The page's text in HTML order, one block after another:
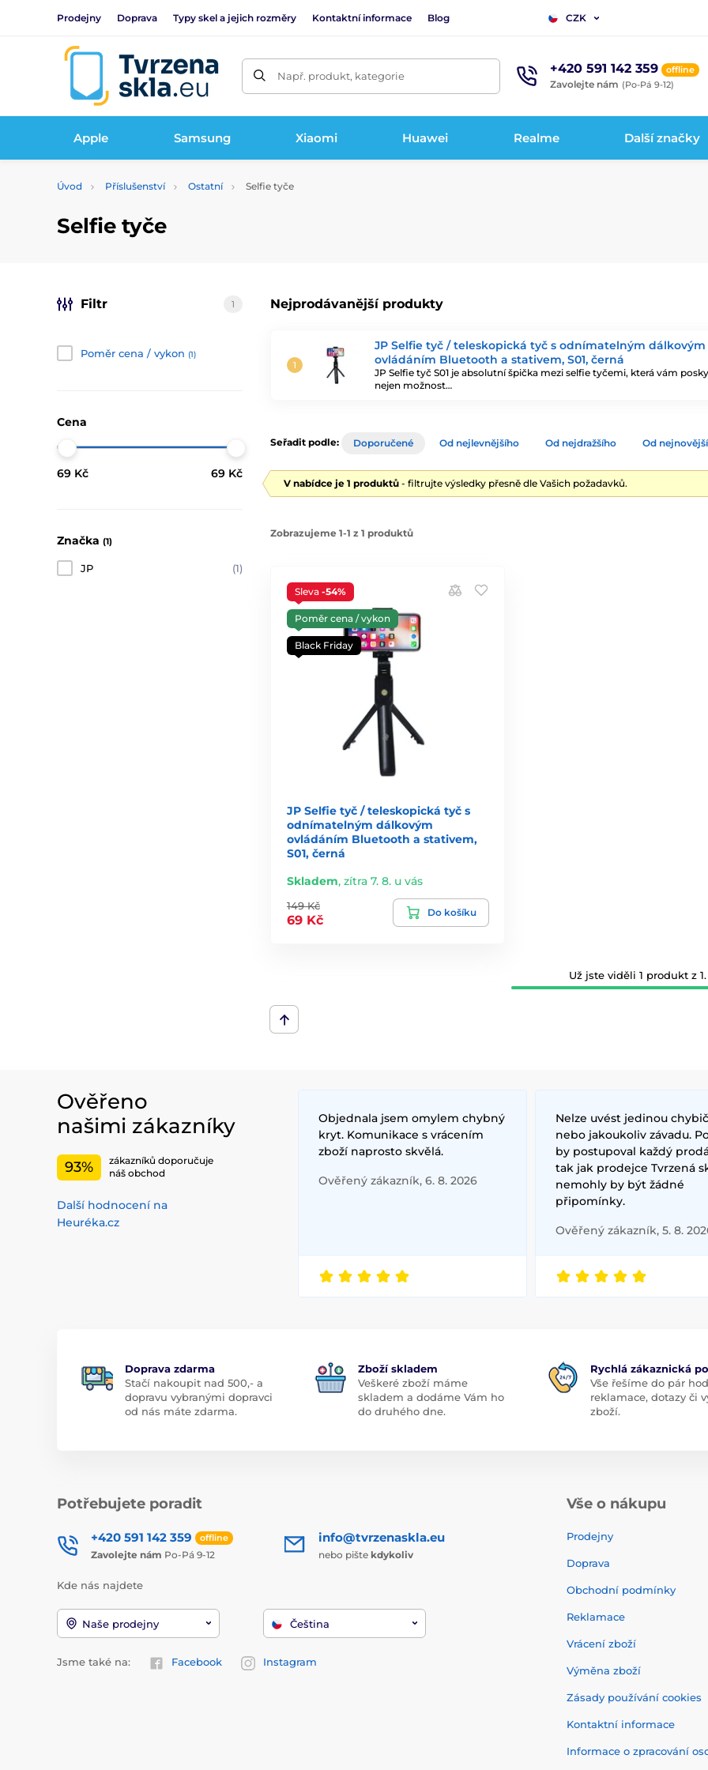
Prodejny Doprava Typy skel a jejich rozměry Kontaktní informace Blog CZK
Např. produkt, kategorie +420 591 142 359 offline
Zavolejte nám (Po-Pá 9-12)
Apple Samsung Xiaomi Huawei Realme Další značky
Úvod Příslušenství Ostatní Selfie tyče
Selfie tyče
Nejprodávanější produkty
JP Selfie tyč / teleskopická tyč s odnímatelným dálkovým
ovládáním Bluetooth a stativem, S01, černá
JP Selfie tyč S01 je absolutní špička mezi selfie tyčemi, která vám
nejen možnost…
Filtr 1
Poměr cena / vykon (1)
Cena
69 Kč 69 Kč
Značka (1)
JP (1)
Seřadit podle: Doporučené Od nejlevnějšího Od nejdražšího Od
V nabídce je 1 produktů - filtrujte výsledky přesně dle Vašich požadavků.
Zobrazujeme 1-1 z 1 produktů
Sleva -54%
Poměr cena / vykon
Black Friday
JP Selfie tyč / teleskopická tyč s
odnímatelným dálkovým
ovládáním Bluetooth a stativem,
S01, černá
Skladem, zítra 7. 8. u vás
149 Kč
69 Kč
Do košíku
Už jste viděli 1 produkt z 1.
Ověřeno
našimi zákazníky
93%
zákazníků doporučuje
náš obchod
Další hodnocení na
Heuréka.cz
Objednala jsem omylem chybný
kryt. Komunikace s vrácením
zboží naprosto skvělá.
Ověřený zákazník, 6. 8. 2026
Nelze uvést jedinou
nebo jakoukoliv závadu.
by postupoval každý
tak jak prodejce Tvrzená
nemohly by být žádné
připomínky.
Ověřený zákazník, 5. 8.
Doprava zdarma
Stačí nakoupit nad 500,- a
dopravu vybranými dopravci
od nás máte zdarma.
Zboží skladem
Veškeré zboží máme
skladem a dodáme Vám ho
do druhého dne.
Rychlá zákaznická
Vše řešíme do pár
reklamace, dotazy či
zboží.
Potřebujete poradit
+420 591 142 359 offline
Zavolejte nám Po-Pá 9-12
info@tvrzenaskla.eu
nebo pište kdykoliv
Kde nás najdete
Naše prodejny Čeština
Jsme také na: Facebook Instagram
Vše o nákupu
Prodejny
Doprava
Obchodní podmínky
Reklamace
Vrácení zboží
Výměna zboží
Zásady používání cookies
Kontaktní informace
Informace o zpracování